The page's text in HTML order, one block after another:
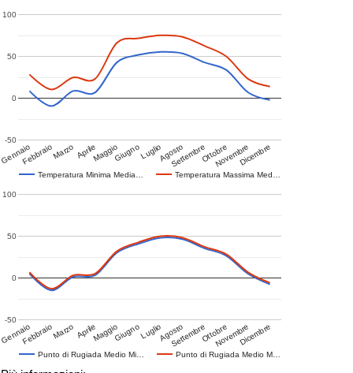
Temperatura Minima Media… Temperatura Massima Med…
GennaioFebbraioMarzo AprileMaggioGiugnoLuglioAgosto
SettembreOttobreNovembreDicembre
-50
0
50
100
Punto di Rugiada Medio Mi… Punto di Rugiada Medio M…
GennaioFebbraioMarzo AprileMaggioGiugnoLuglioAgosto
SettembreOttobreNovembreDicembre
-50
0
50
100